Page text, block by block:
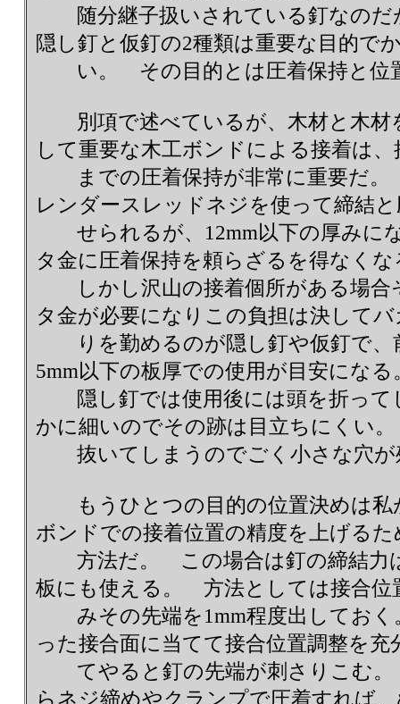
随分継子扱いされている釘なのだ
隠し釘と仮釘の2種類は重要な目的で
い。 その目的とは圧着保持と位
別項で述べているが、木材と木材
して重要な木工ボンドによる接着は
までの圧着保持が非常に重要だ。
レンダースレッドネジを使って締結
せられるが、12mm以下の厚みに
タ金に圧着保持を頼らざるを得なくな
しかし沢山の接着個所がある場合
タ金が必要になりこの負担は決して
りを勤めるのが隠し釘や仮釘で、
5mm以下の板厚での使用が目安になる
隠し釘では使用後には頭を折って
かに細いのでその跡は目立ちにくい
抜いてしまうのでごく小さな穴が
もうひとつの目的の位置決めは私
ボンドでの接着位置の精度を上げる
方法だ。 この場合は釘の締結力
板にも使える。 方法としては接合位
みその先端を1mm程度出してお
った接合面に当てて接合位置調整を
てやると釘の先端が刺さりこむ。
らネジ締めやクランプで圧着すれば